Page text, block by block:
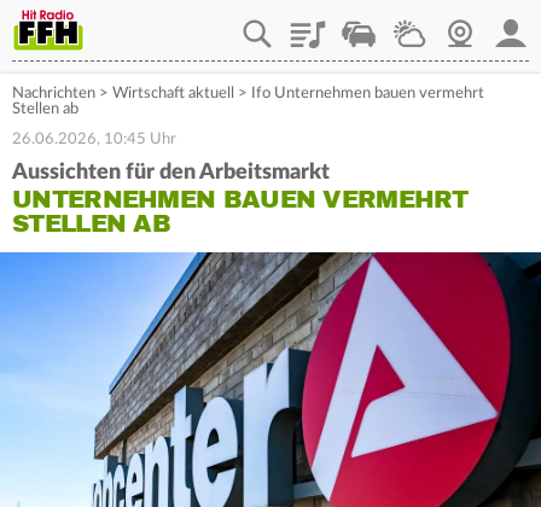
PlaylistStaupilotWetterWebcam
Nachrichten > Wirtschaft aktuell >
Ifo Unternehmen bauen vermehrt
Stellen ab
26.06.2026, 10:45 Uhr
Aussichten für den Arbeitsmarkt
UNTERNEHMEN BAUEN VERMEHRT
STELLEN AB